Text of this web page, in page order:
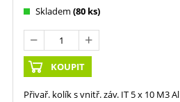
Skladem (80 ks)
KOUPIT
Přivař. kolík s vnitř. záv. IT 5 x 10 M3 Al